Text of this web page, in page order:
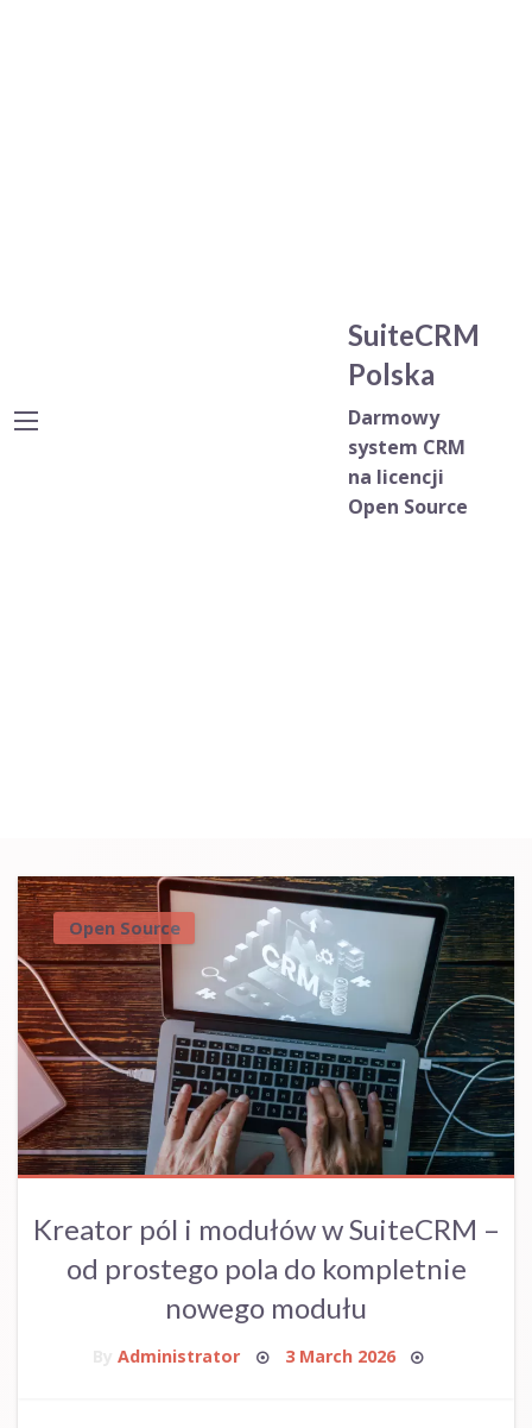
SuiteCRM
Polska
Darmowy
system CRM
na licencji
Open Source
Open Source
Kreator pól i modułów w SuiteCRM –
od prostego pola do kompletnie
nowego modułu
ByAdministrator Posted
3 March 2026